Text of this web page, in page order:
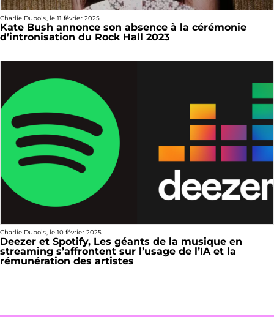
Charlie Dubois , le 11 février 2025
Kate Bush annonce son absence à la cérémonie
d’intronisation du Rock Hall 2023
Charlie Dubois , le 10 février 2025
Deezer et Spotify, Les géants de la musique en
streaming s’affrontent sur l’usage de l’IA et la
rémunération des artistes